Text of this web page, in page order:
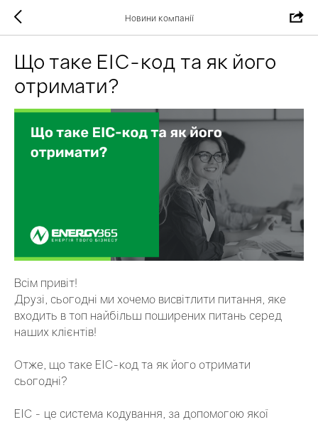
Новини компанії
Що таке ЕІС-код та як його
отримати?
Всім привіт!
Друзі, сьогодні ми хочемо висвітлити питання, яке
входить в топ найбільш поширених питань серед
наших клієнтів!
Отже, що таке ЕІС-код та як його отримати
сьогодні?
ЕІС - це система кодування, за допомогою якої